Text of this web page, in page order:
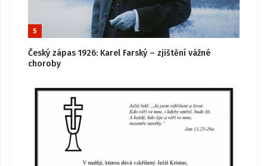
5
Český zápas 1926: Karel Farský – zjištění vážné
choroby